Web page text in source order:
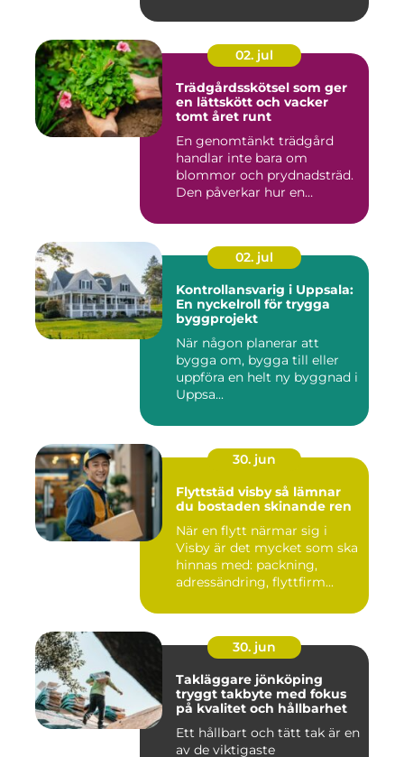
02. jul
Trädgårdsskötsel som ger
en lättskött och vacker
tomt året runt
En genomtänkt trädgård
handlar inte bara om
blommor och prydnadsträd.
Den påverkar hur en
02. jul
Kontrollansvarig i Uppsala:
En nyckelroll för trygga
byggprojekt
När någon planerar att
bygga om, bygga till eller
uppföra en helt ny byggnad i
Uppsa...
30. jun
Flyttstäd visby så lämnar
du bostaden skinande ren
När en flytt närmar sig i
Visby är det mycket som ska
hinnas med: packning,
adressändring, flyttfirm...
30. jun
Takläggare jönköping
tryggt takbyte med fokus
på kvalitet och hållbarhet
Ett hållbart och tätt tak är en
av de viktigaste